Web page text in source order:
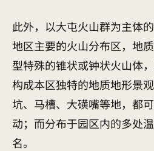
此外，以大屯火山群为主体
地区主要的火山分布区，地
型特殊的锥状或钟状火山体
构成本区独特的地质地形景
坑、马槽、大磺嘴等地，都
动；而分布于园区内的多处
名。